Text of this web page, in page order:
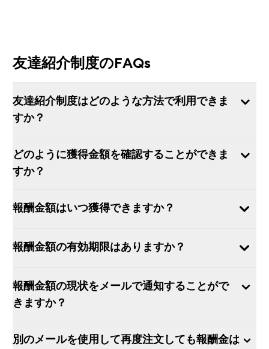
友達紹介制度のFAQs
友達紹介制度はどのような方法で利用できま
すか？
どのように獲得金額を確認することができま
すか？
報酬金額はいつ獲得できますか？
報酬金額の有効期限はありますか？
報酬金額の現状をメールで通知することがで
きますか？
別のメールを使用して再度注文しても報酬金は